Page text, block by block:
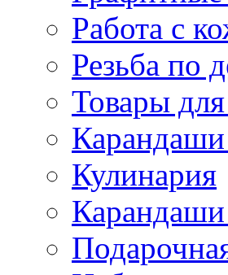
Работа с
Резьба по
Товары
Кулинария
Карандаши